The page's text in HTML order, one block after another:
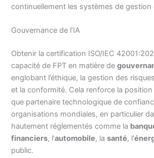
continuellement les systèmes de gestion
Gouvernance de l’IA
Obtenir la certification ISO/IEC
capacité de FPT en matière de
englobant l’éthique, la gestion des
et la conformité. Cela renforce la
que partenaire technologique de
organisations mondiales, en particulier
hautement réglementés comme la
financiers, l’automobile, lasanté, l’
public.